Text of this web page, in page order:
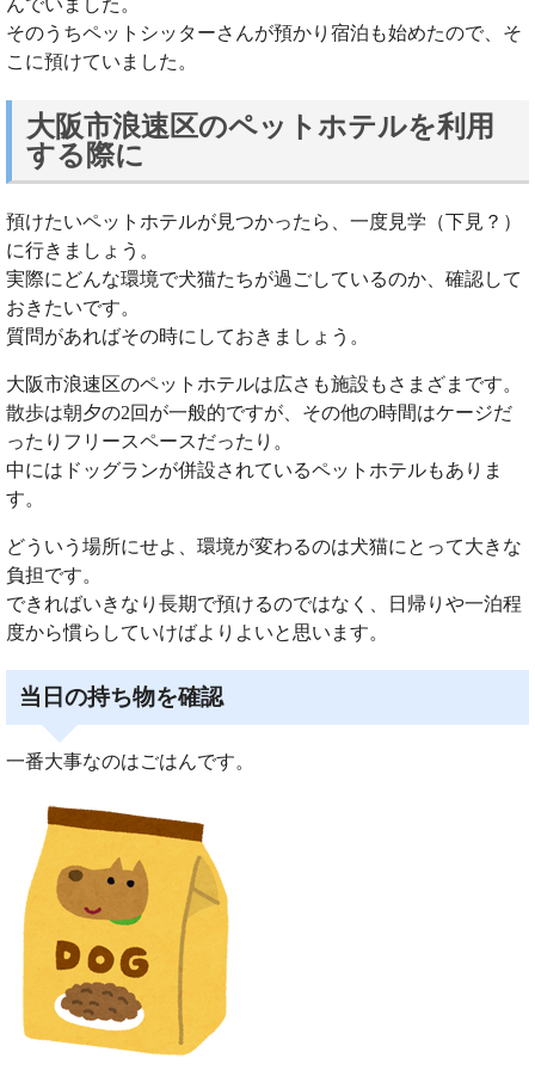
んでいました。
そのうちペットシッターさんが預かり宿泊も始めたので、そ
こに預けていました。
大阪市浪速区のペットホテルを利用
する際に
預けたいペットホテルが見つかったら、一度見学（下見？）
に行きましょう。
実際にどんな環境で犬猫たちが過ごしているのか、確認して
おきたいです。
質問があればその時にしておきましょう。
大阪市浪速区のペットホテルは広さも施設もさまざまです。
散歩は朝夕の2回が一般的ですが、その他の時間はケージだ
ったりフリースペースだったり。
中にはドッグランが併設されているペットホテルもありま
す。
どういう場所にせよ、環境が変わるのは犬猫にとって大きな
負担です。
できればいきなり長期で預けるのではなく、日帰りや一泊程
度から慣らしていけばよりよいと思います。
当日の持ち物を確認
一番大事なのはごはんです。